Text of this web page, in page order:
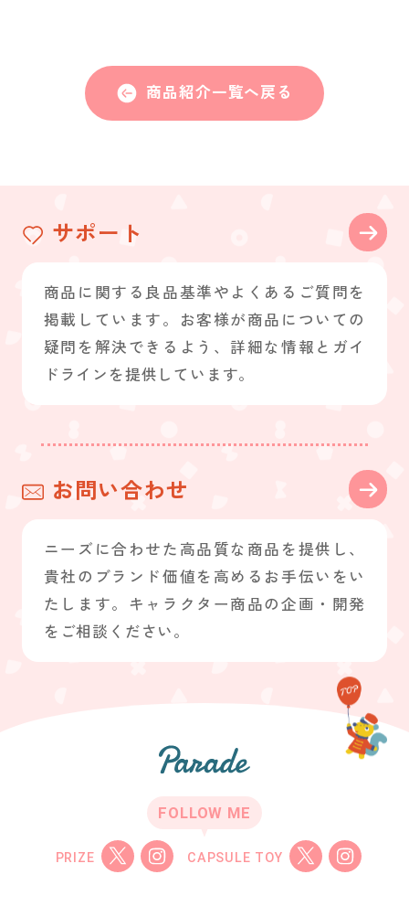
商品紹介一覧へ戻る
サポート
商品に関する良品基準やよくあるご質問を
掲載しています。お客様が商品についての
疑問を解決できるよう、詳細な情報とガイ
ドラインを提供しています。
お問い合わせ
ニーズに合わせた高品質な商品を提供し、
貴社のブランド価値を高めるお手伝いをい
たします。キャラクター商品の企画・開発
をご相談ください。
FOLLOW ME
PRIZE CAPSULE TOY